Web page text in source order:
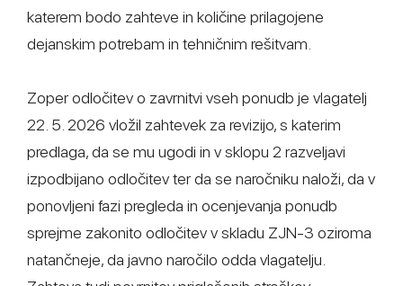
katerem bodo zahteve in količine prilagojene
dejanskim potrebam in tehničnim rešitvam.
Zoper odločitev o zavrnitvi vseh ponudb je vlagatelj
22. 5. 2026 vložil zahtevek za revizijo, s katerim
predlaga, da se mu ugodi in v sklopu 2 razveljavi
izpodbijano odločitev ter da se naročniku naloži, da v
ponovljeni fazi pregleda in ocenjevanja ponudb
sprejme zakonito odločitev v skladu ZJN-3 oziroma
natančneje, da javno naročilo odda vlagatelju.